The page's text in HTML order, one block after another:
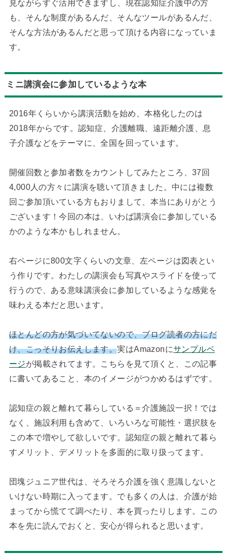
見ながらすぐ活用できますし、現在認知症介護中の方
も、そんな制度があるんだ、そんなツールがあるんだ、
そんな方法があるんだと思って頂ける内容になっていま
す。
ミニ講演会に参加しているような本
2016年くらいから講演活動を始め、本格化したのは
2018年からです。認知症、介護離職、遠距離介護、息
子介護などをテーマに、全国を回っています。
開催回数と参加者数をカウントしてみたところ、37回
4,000人の方々に講演を聴いて頂きました。中には複数
回ご参加頂いている方もおりまして、本当にありがとう
ございます！今回の本は、いわば講演会に参加している
かのような本かもしれません。
右ページに800文字くらいの文章、左ページは図表とい
う作りです。わたしの講演会も写真やスライドを使って
行うので、ある意味講演会に参加しているような感覚を
味わえる本だと思います。
ほとんどの方が気づいてないので、ブログ読者の方にだ
け、こっそりお伝えします。実はAmazonにサンプルペ
ージが掲載されてます。こちらを見て頂くと、この記事
に書いてあること、本のイメージがつかめるはずです。
認知症の親と離れて暮らしている＝介護施設一択！では
なく、施設利用も含めて、いろいろな可能性・選択肢を
この本で増やして欲しいです。認知症の親と離れて暮ら
すメリット、デメリットを多面的に取り扱ってます。
団塊ジュニア世代は、そろそろ介護を強く意識しないと
いけない時期に入ってます。でも多くの人は、介護が始
まってから慌てて調べたり、本を買ったりします。この
本を先に読んでおくと、安心が得られると思います。